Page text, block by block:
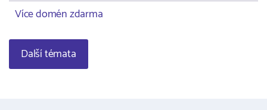
Více domén zdarma
Další témata